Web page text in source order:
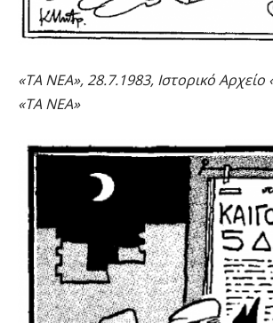
«ΤΑ ΝΕΑ», 28.7.1983, Ιστορικό
«ΤΑ ΝΕΑ»